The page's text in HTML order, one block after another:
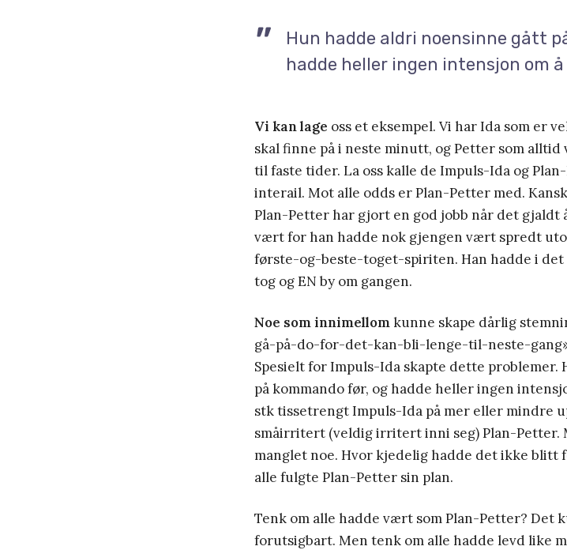
Hun hadde aldri noensinne gått
hadde heller ingen intensjon om
Vi kan lage oss et eksempel. Vi har Ida som er
skal finne på i neste minutt, og Petter som alltid
til faste tider. La oss kalle de Impuls-Ida og
interail. Mot alle odds er Plan-Petter med.
Plan-Petter har gjort en god jobb når det gjaldt
vært for han hadde nok gjengen vært spredt
første-og-beste-toget-spiriten. Han hadde i det
tog og EN by om gangen.
Noe som innimellomkunne skape dårlig
gå-på-do-for-det-kan-bli-lenge-til-neste-
Spesielt for Impuls-Ida skapte dette problemer.
på kommando før, og hadde heller ingen
stk tissetrengt Impuls-Ida på mer eller mindre
småirritert (veldig irritert inni seg) Plan-Petter.
manglet noe. Hvor kjedelig hadde det ikke
alle fulgte Plan-Petter sin plan.
Tenk om alle hadde vært som Plan-Petter? Det
forutsigbart. Men tenk om alle hadde levd like